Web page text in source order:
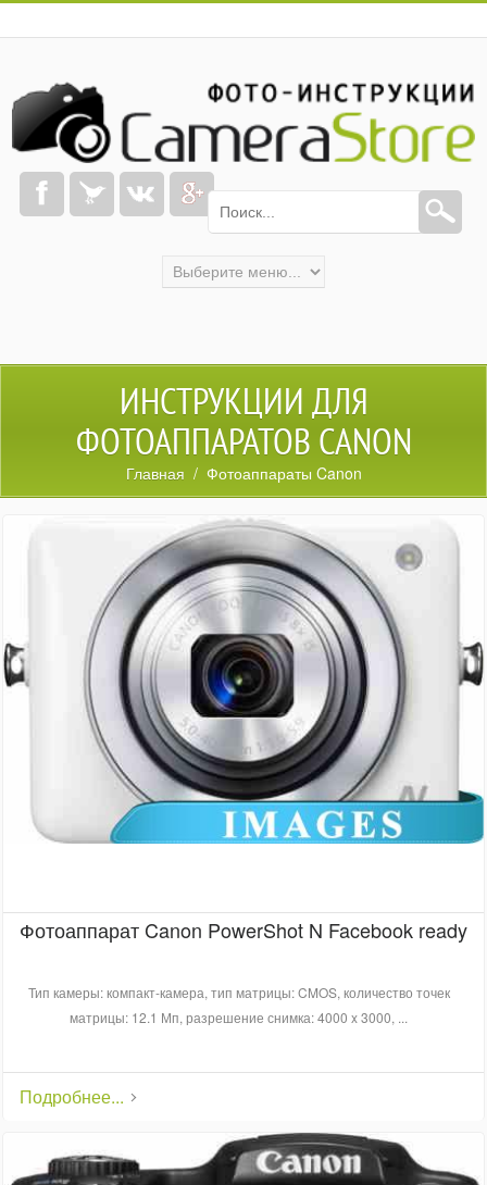
ИНСТРУКЦИИ ДЛЯ
ФОТОАППАРАТОВ CANON
Главная / Фотоаппараты Canon
Фотоаппарат Canon PowerShot N Facebook ready
Тип камеры: компакт-камера, тип матрицы: CMOS, количество точек
матрицы: 12.1 Мп, разрешение снимка: 4000 x 3000, ...
Подробнее...